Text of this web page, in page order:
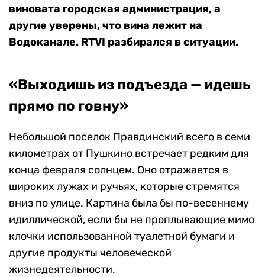
виновата городская администрация, а
другие уверены, что вина лежит на
Водоканале. RTVI разбирался в ситуации.
«Выходишь из подъезда — идешь
прямо по говну»
Небольшой поселок Правдинский всего в семи
километрах от Пушкино встречает редким для
конца февраля солнцем. Оно отражается в
широких лужах и ручьях, которые стремятся
вниз по улице. Картина была бы по-весеннему
идиллической, если бы не проплывающие мимо
клочки использованной туалетной бумаги и
другие продукты человеческой
жизнедеятельности.